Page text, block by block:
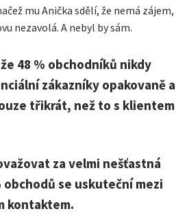
mu Anička sdělí, že nemá zájem,
nezavolá. A nebyl by sám.
48 % obchodníků nikdy
zákazníky opakovaně a
třikrát, než to s klientem
za velmi nešťastná
se uskuteční mezi
kontaktem.